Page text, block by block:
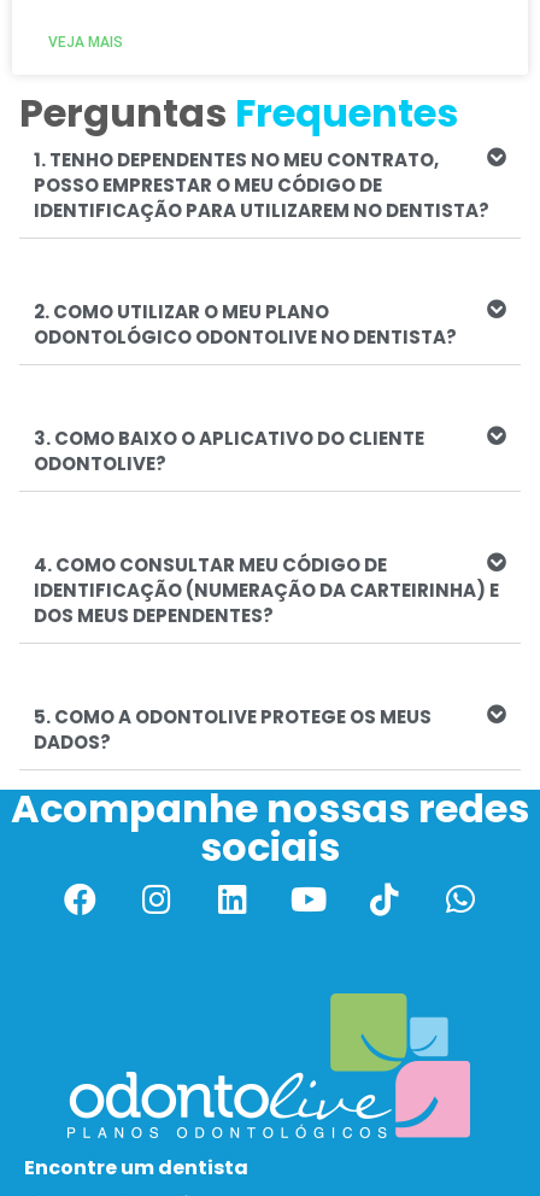
VEJA MAIS
Perguntas Frequentes
1. TENHO DEPENDENTES NO MEU CONTRATO,
POSSO EMPRESTAR O MEU CÓDIGO DE
IDENTIFICAÇÃO PARA UTILIZAREM NO DENTISTA?
2. COMO UTILIZAR O MEU PLANO
ODONTOLÓGICO ODONTOLIVE NO DENTISTA?
3. COMO BAIXO O APLICATIVO DO CLIENTE
ODONTOLIVE?
4. COMO CONSULTAR MEU CÓDIGO DE
IDENTIFICAÇÃO (NUMERAÇÃO DA CARTEIRINHA) E
DOS MEUS DEPENDENTES?
5. COMO A ODONTOLIVE PROTEGE OS MEUS
DADOS?
Acompanhe nossas redes
sociais
Encontre um dentista